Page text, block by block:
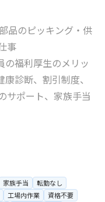
家族手当
転勤なし
工場内作業
資格不要